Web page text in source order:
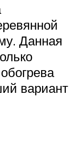
Данная
вариант